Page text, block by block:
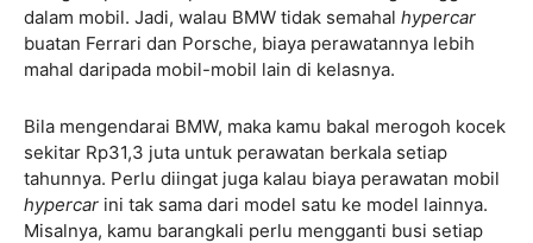
dalam mobil. Jadi, walau BMW tidak semahal hypercar
buatan Ferrari dan Porsche, biaya perawatannya lebih
mahal daripada mobil-mobil lain di kelasnya.
Bila mengendarai BMW, maka kamu bakal merogoh kocek
sekitar Rp31,3 juta untuk perawatan berkala setiap
tahunnya. Perlu diingat juga kalau biaya perawatan mobil
hypercar ini tak sama dari model satu ke model lainnya.
Misalnya, kamu barangkali perlu mengganti busi setiap